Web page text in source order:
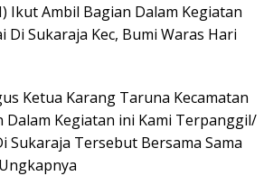
Ikut Ambil Bagian Dalam Kegiatan
Sukaraja Kec, Bumi Waras Hari
Ketua Karang Taruna Kecamatan
Kegiatan ini Kami Terpanggil/
Sukaraja Tersebut Bersama Sama